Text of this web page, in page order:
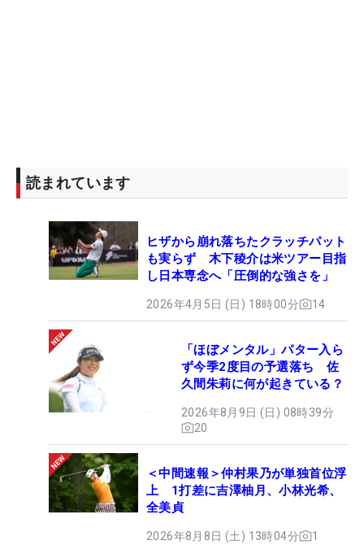
読まれています
ヒザから崩れ落ちたクラッチパット
も実らず 木下稜介は米ツアー目指
し日本専念へ「圧倒的な強さを」
2026年4月5日 (日) 18時00分 14
「ほぼメンタル」パター入ら
ず今季2度目の予選落ち 佐
久間朱莉に何が起きている？
2026年8月9日 (日) 08時39分
20
＜中間速報＞仲村果乃が単独首位浮
上 1打差に吉澤柚月、小林光希、
全美貞
2026年8月8日 (土) 13時04分 1